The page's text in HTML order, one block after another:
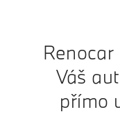
Váš
přímo